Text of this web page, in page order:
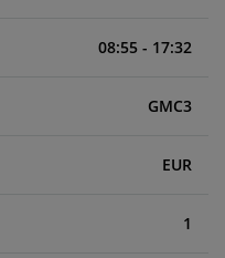
08:55 - 17:32
GMC3
EUR
1